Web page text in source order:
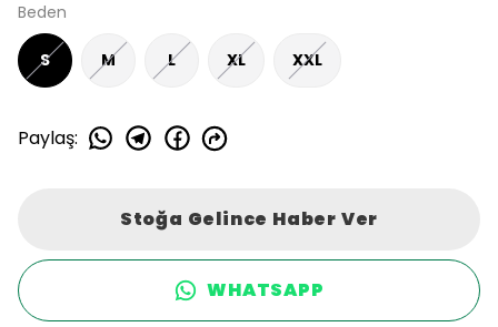
Beden
S M L XL XXL
Paylaş:
Stoğa Gelince Haber Ver
WHATSAPP